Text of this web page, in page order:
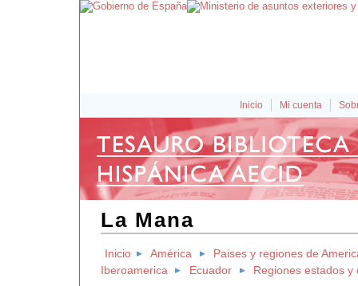
Inicio Mi cuenta
La Mana
Inicio América
Paises y regiones de
Iberoamerica
Ecuador Regiones estados y